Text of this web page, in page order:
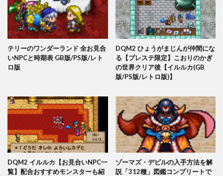
テリーのワンダーランド 全お見合
いNPCと時期表 GB版/PS版/レト
ロ版
DQM2 ひょうがまじんが仲間にな
る【プレステ限定】こおりのかぎ
の世界クリア後【イルルカ(GB
版/PS版/レトロ版)】
DQM2 イルルカ【お見合いNPC一
覧】配合おすすめモンスターも紹
ゾーマズ・デビルの入手方法を解
説「312種」図鑑コンプリートで